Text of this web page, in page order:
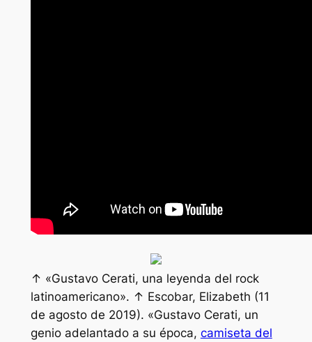
↑ «Gustavo Cerati, una leyenda del rock
latinoamericano». ↑ Escobar, Elizabeth (11
de agosto de 2019). «Gustavo Cerati, un
genio adelantado a su época, camiseta del